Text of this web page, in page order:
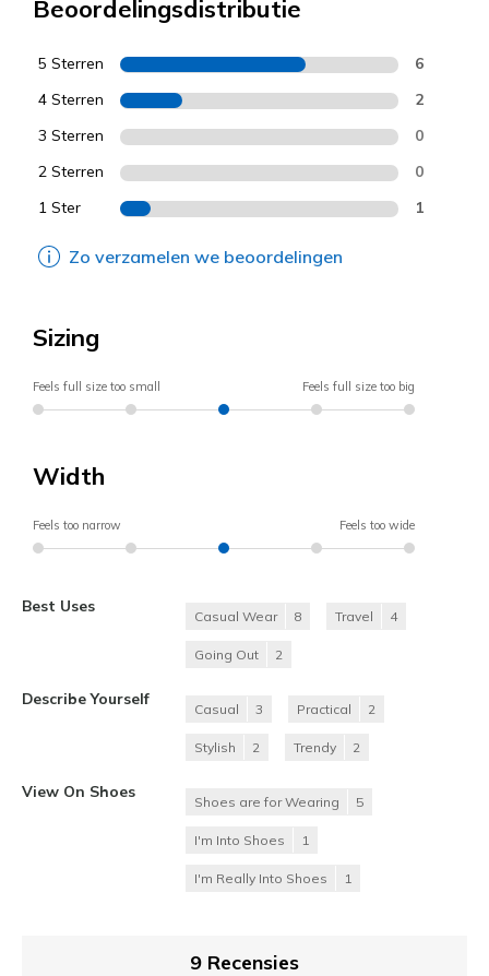
Beoordelingsdistributie
5 Sterren 6
4 Sterren 2
3 Sterren 0
2 Sterren 0
1 Ster 1
Zo verzamelen we beoordelingen
Sizing
Feels full size too small Feels full size too big
Width
Feels too narrow Feels too wide
Best Uses
Casual Wear 8 Travel 4
Going Out 2
Describe Yourself
Casual 3 Practical 2
Stylish 2 Trendy 2
View On Shoes
Shoes are for Wearing 5
I'm Into Shoes 1
I'm Really Into Shoes 1
9 Recensies